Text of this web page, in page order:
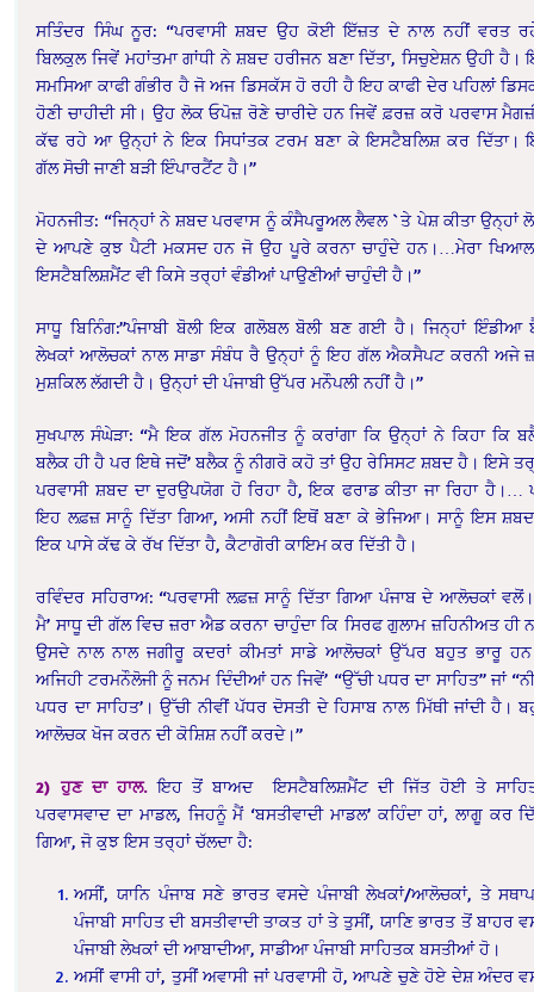
ਸਤਿੰਦਰ ਸਿੰਘ ਨੂਰ: “ਪਰਵਾਸੀ ਸ਼ਬਦ ਉਹ ਕੋਈ ਇੱਜ਼ਤ ਦੇ ਨਾਲ ਨਹੀਂ ਵਰਤ
ਬਿਲਕੁਲ ਜਿਵੇਂ ਮਹਾਂਤਮਾ ਗਾਂਧੀ ਨੇ ਸ਼ਬਦ ਹਰੀਜਨ ਬਣਾ ਦਿੱਤਾ, ਸਿਚੁਏਸ਼ਨ ਉਹੀ ਹੈ।
ਸਮਸਿਆ ਕਾਫੀ ਗੰਭੀਰ ਹੈ ਜੋ ਅਜ ਡਿਸਕੱਸ ਹੋ ਰਹੀ ਹੈ ਇਹ ਕਾਫੀ ਦੇਰ ਪਹਿਲਾਂ
ਹੋਣੀ ਚਾਹੀਦੀ ਸੀ। ਉਹ ਲੋਕ ਓਪੋਜ਼ ਰੋਣੇ ਚਾਰੀਦੇ ਹਨ ਜਿਵੇਂ ਫ਼ਰਜ਼ ਕਰੋ ਪਰਵਾਸ
ਕੱਢ ਰਹੇ ਆ ਉਨ੍ਹਾਂ ਨੇ ਇਕ ਸਿਧਾਂਤਕ ਟਰਮ ਬਣਾ ਕੇ ਇਸਟੈਬਲਿਸ਼ ਕਰ ਦਿੱਤਾ।
ਗੱਲ ਸੋਚੀ ਜਾਣੀ ਬੜੀ ਇੰਪਾਰਟੈਂਟ ਹੈ।”
ਮੋਹਨਜੀਤ: “ਜਿਨ੍ਹਾਂ ਨੇ ਸ਼ਬਦ ਪਰਵਾਸ ਨੂੰ ਕੰਸੈਪਰੂਅਲ ਲੈਵਲ `ਤੇ ਪੇਸ਼ ਕੀਤਾ ਉਨ੍ਹਾਂ
ਦੇ ਆਪਣੇ ਕੁਝ ਪੈਟੀ ਮਕਸਦ ਹਨ ਜੋ ਉਹ ਪੂਰੇ ਕਰਨਾ ਚਾਹੁੰਦੇ ਹਨ।…ਮੇਰਾ
ਇਸਟੈਬਲਿਸ਼ਮੈਂਟ ਵੀ ਕਿਸੇ ਤਰ੍ਹਾਂ ਵੰਡੀਆਂ ਪਾਉਣੀਆਂ ਚਾਹੁੰਦੀ ਹੈ।”
ਸਾਧੂ ਬਿਨਿੰਗ:”ਪੰਜਾਬੀ ਬੋਲੀ ਇਕ ਗਲੋਬਲ ਬੋਲੀ ਬਣ ਗਈ ਹੈ। ਜਿਨ੍ਹਾਂ ਇੰਡੀਆ
ਲੇਖਕਾਂ ਆਲੋਚਕਾਂ ਨਾਲ ਸਾਡਾ ਸੰਬੰਧ ਰੈ ਉਨ੍ਹਾਂ ਨੂੰ ਇਹ ਗੱਲ ਐਕਸੈਪਟ ਕਰਨੀ ਅਜੇ
ਮੁਸ਼ਕਿਲ ਲੱਗਦੀ ਹੈ। ਉਨ੍ਹਾਂ ਦੀ ਪੰਜਾਬੀ ਉੱਪਰ ਮਨੌਪਲੀ ਨਹੀਂ ਹੈ।”
ਸੁਖਪਾਲ ਸੰਘੇੜਾ: “ਮੈ ਇਕ ਗੱਲ ਮੋਹਨਜੀਤ ਨੂੰ ਕਰਾਂਗਾ ਕਿ ਉਨ੍ਹਾਂ ਨੇ ਕਿਹਾ ਕਿ
ਬਲੈਕ ਹੀ ਹੈ ਪਰ ਇਥੇ ਜਦੋਂ’ ਬਲੈਕ ਨੂੰ ਨੀਗਰੋ ਕਹੋ ਤਾਂ ਉਹ ਰੇਸਿਸਟ ਸ਼ਬਦ ਹੈ। ਇਸੇ
ਪਰਵਾਸੀ ਸ਼ਬਦ ਦਾ ਦੁਰਉਪਯੋਗ ਹੋ ਰਿਹਾ ਹੈ, ਇਕ ਫਰਾਡ ਕੀਤਾ ਜਾ ਰਿਹਾ ਹੈ।…
ਇਹ ਲਫ਼ਜ਼ ਸਾਨੂੰ ਦਿੱਤਾ ਗਿਆ, ਅਸੀ ਨਹੀਂ ਇਥੋਂ ਬਣਾ ਕੇ ਭੇਜਿਆ। ਸਾਨੂੰ ਇਸ
ਇਕ ਪਾਸੇ ਕੱਢ ਕੇ ਰੱਖ ਦਿੱਤਾ ਹੈ, ਕੈਟਾਗੋਰੀ ਕਾਇਮ ਕਰ ਦਿੱਤੀ ਹੈ।
ਰਵਿੰਦਰ ਸਹਿਰਾਅ: “ਪਰਵਾਸੀ ਲਫ਼ਜ਼ ਸਾਨੂੰ ਦਿੱਤਾ ਗਿਆ ਪੰਜਾਬ ਦੇ ਆਲੋਚਕਾਂ
ਮੈ’ ਸਾਧੂ ਦੀ ਗੱਲ ਵਿਚ ਜ਼ਰਾ ਐਡ ਕਰਨਾ ਚਾਹੁੰਦਾ ਕਿ ਸਿਰਫ ਗੁਲਾਮ ਜ਼ਹਿਨੀਅਤ ਹੀ
ਉਸਦੇ ਨਾਲ ਨਾਲ ਜਗੀਰੂ ਕਦਰਾਂ ਕੀਮਤਾਂ ਸਾਡੇ ਆਲੋਚਕਾਂ ਉੱਪਰ ਬਹੁਤ ਭਾਰੂ
ਅਜਿਹੀ ਟਰਮਨੌਲੋਜੀ ਨੂੰ ਜਨਮ ਦਿੰਦੀਆਂ ਹਨ ਜਿਵੇਂ’ “ਉੱਚੀ ਪਧਰ ਦਾ ਸਾਹਿਤ” ਜਾਂ
ਪਧਰ ਦਾ ਸਾਹਿਤ’। ਉੱਚੀ ਨੀਵੀਂ ਪੱਧਰ ਦੋਸਤੀ ਦੇ ਹਿਸਾਬ ਨਾਲ ਮਿੱਥੀ ਜਾਂਦੀ ਹੈ।
ਆਲੋਚਕ ਖੋਜ ਕਰਨ ਦੀ ਕੋਸ਼ਿਸ਼ ਨਹੀਂ ਕਰਦੇ।”
2)ਹੁਣ ਦਾ ਹਾਲ. ਇਹ ਤੋਂ ਬਾਅਦ ਇਸਟੈਬਲਿਸ਼ਮੈਂਟ ਦੀ ਜਿੱਤ ਹੋਈ ਤੇ
ਪਰਵਾਸਵਾਦ ਦਾ ਮਾਡਲ, ਜਿਹਨੂੰ ਮੈਂ ‘ਬਸਤੀਵਾਦੀ ਮਾਡਲ’ ਕਹਿੰਦਾ ਹਾਂ, ਲਾਗੂ ਕਰ
ਗਿਆ, ਜੋ ਕੁਝ ਇਸ ਤਰ੍ਹਾਂ ਚੱਲਦਾ ਹੈ:
ਅਸੀਂ, ਯਾਨਿ ਪੰਜਾਬ ਸਣੇ ਭਾਰਤ ਵਸਦੇ ਪੰਜਾਬੀ ਲੇਖਕਾਂ/ਆਲੋਚਕਾਂ, ਤੇ
ਪੰਜਾਬੀ ਸਾਹਿਤ ਦੀ ਬਸਤੀਵਾਦੀ ਤਾਕਤ ਹਾਂ ਤੇ ਤੁਸੀਂ, ਯਾਣਿ ਭਾਰਤ ਤੋਂ ਬਾਹਰ
ਪੰਜਾਬੀ ਲੇਖਕਾਂ ਦੀ ਆਬਾਦੀਆ, ਸਾਡੀਆ ਪੰਜਾਬੀ ਸਾਹਿਤਕ ਬਸਤੀਆਂ ਹੋ।
ਅਸੀਂ ਵਾਸੀ ਹਾਂ, ਤੁਸੀਂ ਅਵਾਸੀ ਜਾਂ ਪਰਵਾਸੀ ਹੋ, ਆਪਣੇ ਚੁਣੇ ਹੋਏ ਦੇਸ਼ ਅੰਦਰ